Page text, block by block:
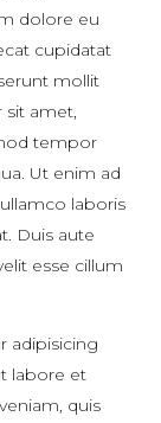
dolore eu
cupidatat
mollit
amet,
tempor
Ut enim ad
laboris
Duis aute
esse cillum
adipisicing
labore et
quis